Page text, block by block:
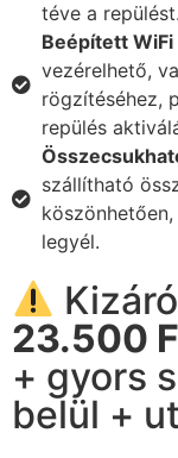
téve a repülést.
Beépített
vezérelhető,
rögzítéséhez,
repülés
szállítható
legyél.
23.500
+ gyors
belül +